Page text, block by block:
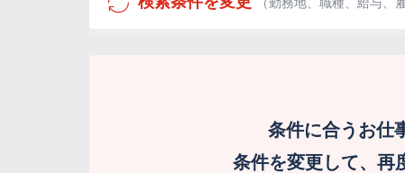
条件に合うお仕
条件を変更して、再